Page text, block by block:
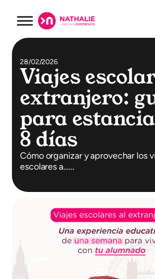
28/02/2026
Viajes
extranjero:
para
8 días
Cómo organizar y aprovechar los
escolares a……